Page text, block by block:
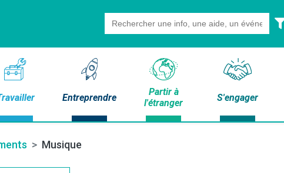
Search
for:
Entreprendre
Partir à
l'étranger
S'engager
Musique